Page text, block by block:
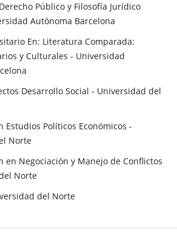
Público y Filosofía Jurídico
Autónoma Barcelona
En: Literatura Comparada:
y Culturales - Universidad
Desarrollo Social - Universidad del
Estudios Políticos Económicos -
Norte
en Negociación y Manejo de Conflictos
Norte
del Norte